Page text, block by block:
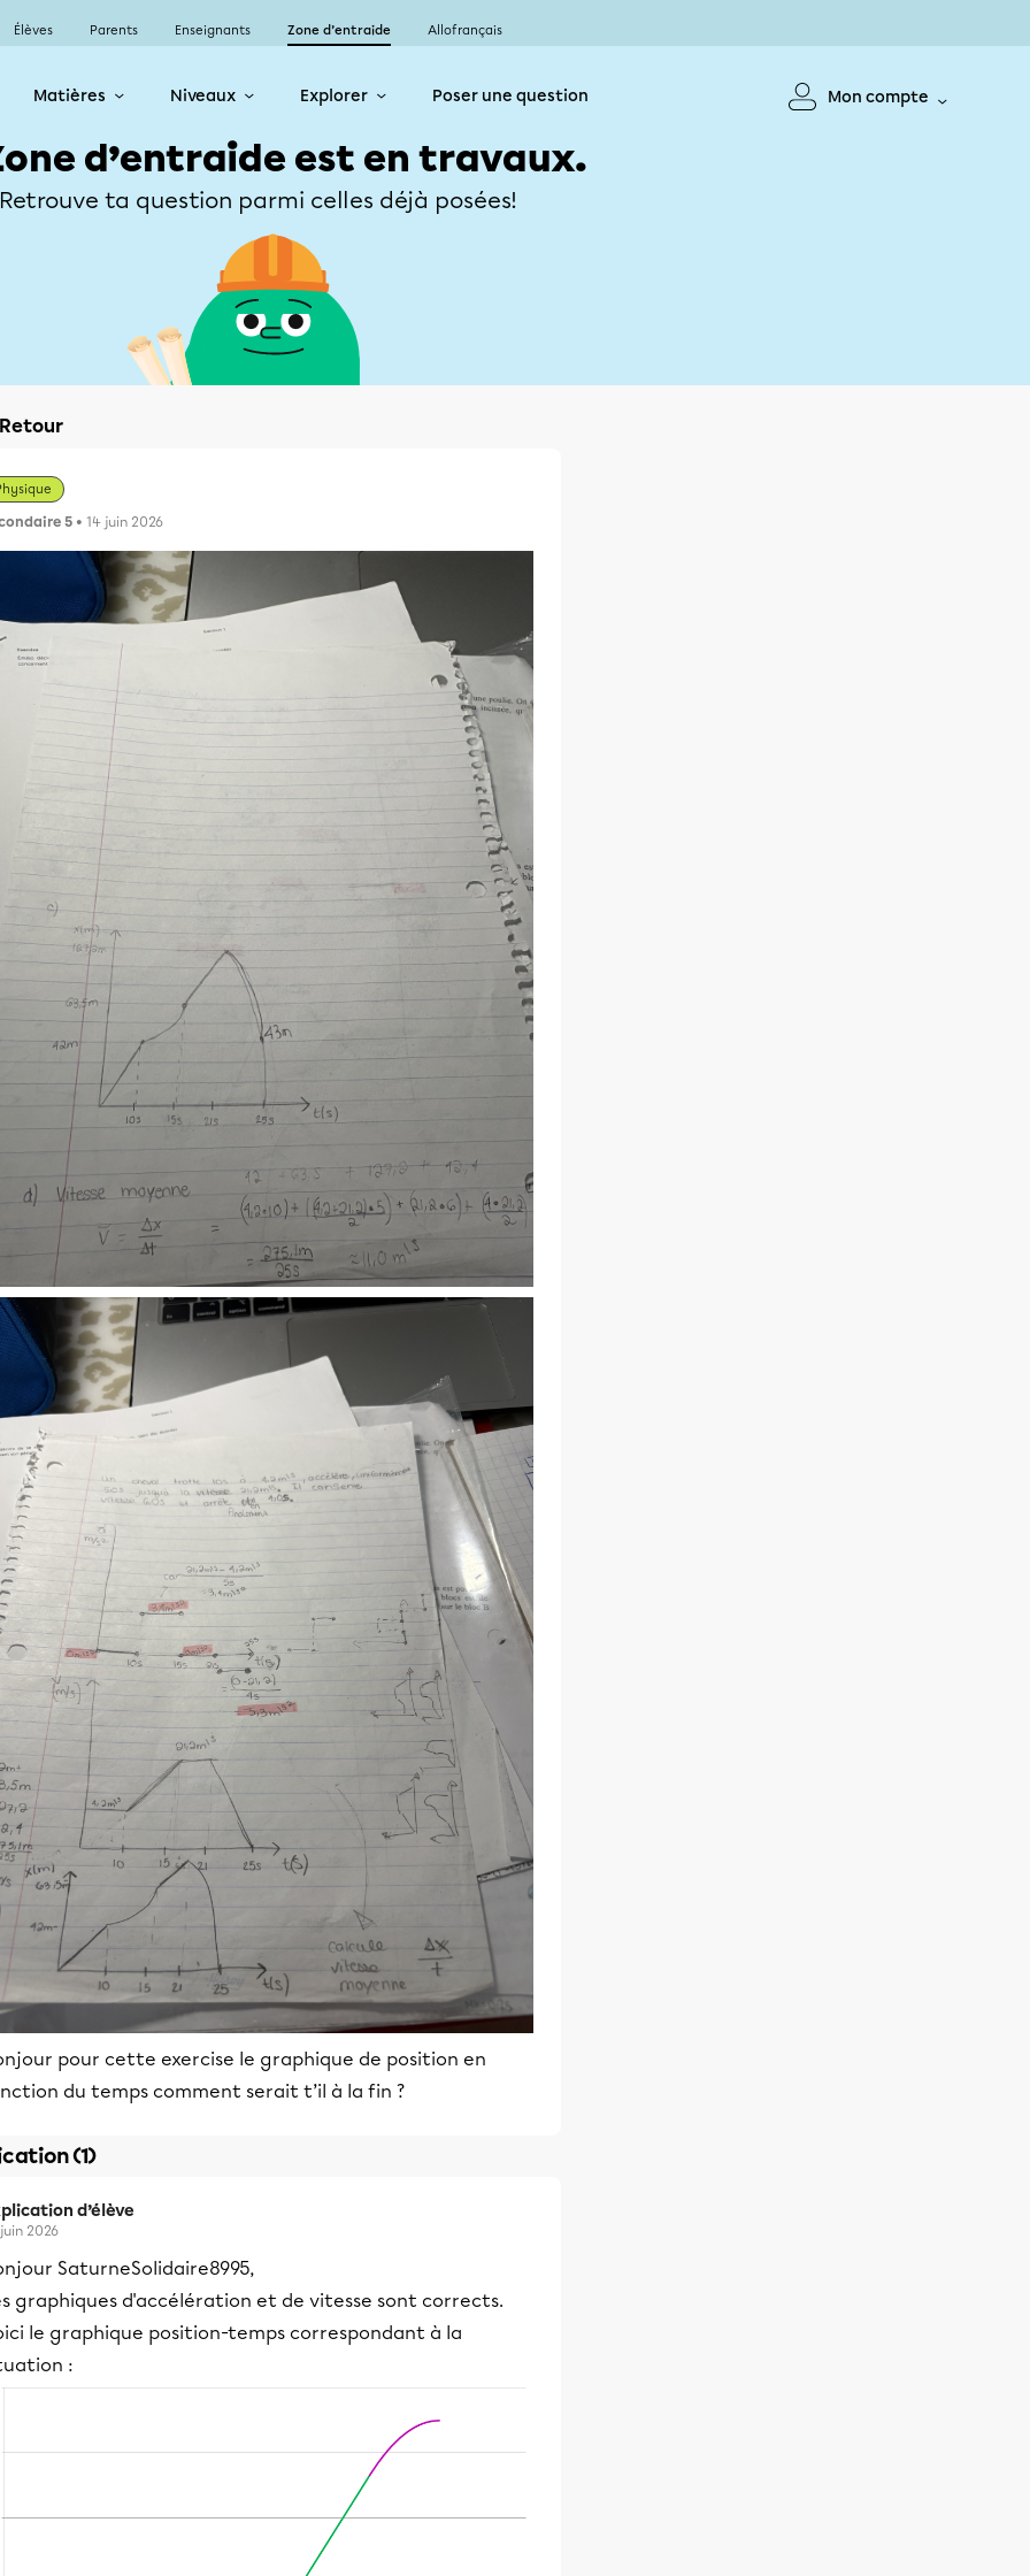
Élèves Parents Enseignants Zone d’entraide Allofrançais
Matières Niveaux Explorer Poser une question Mon compte
d’entraide est en travaux.
ta question parmi celles déjà posées!
Retour
5 • 14 juin 2026
pour cette exercise le graphique de position en
du temps comment serait t’il à la fin ?
(1)
d’élève
2026
SaturneSolidaire8995,
graphiques d'accélération et de vitesse sont corrects.
le graphique position-temps correspondant à la
: